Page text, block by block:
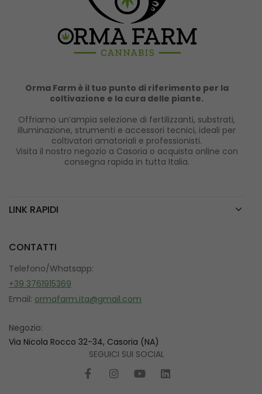
Orma Farm è il tuo punto di riferimento per la
coltivazione e la cura delle piante.
Offriamo un’ampia selezione di fertilizzanti, substrati,
illuminazione, strumenti e accessori tecnici, ideali per
coltivatori amatoriali e professionisti.
Visita il nostro negozio a Casoria o acquista online con
consegna rapida in tutta Italia.
LINK RAPIDI
CONTATTI
Telefono/Whatsapp:
+39 3761915369
Email: ormafarm.ita@gmail.com
Negozio:
Via Nicola Rocco 32-34, Casoria (NA)
SEGUICI SUI SOCIAL